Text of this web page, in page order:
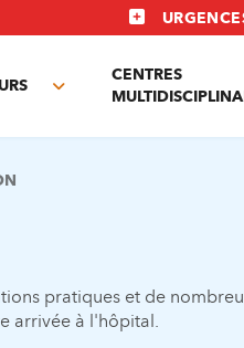
Toggle
CENTRES
pratiques et de
arrivée à l'hôpital.